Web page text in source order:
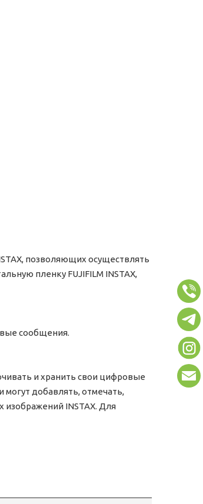
позволяющих осуществлять
пленку FUJIFILM INSTAX,
сообщения.
и хранить свои цифровые
добавлять, отмечать,
изображений INSTAX. Для